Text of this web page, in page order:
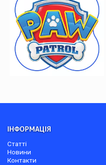
ІНФОРМАЦІЯ
Статті
Новини
Контакти